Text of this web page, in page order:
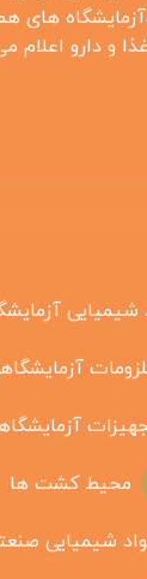
های
و دارو اعلام
شیمیایی
محیط کشت ها
شیمیایی